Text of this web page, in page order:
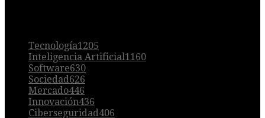
Tecnología1205
Inteligencia Artificial1160
Software630
Sociedad626
Mercado446
Innovación436
Ciberseguridad406